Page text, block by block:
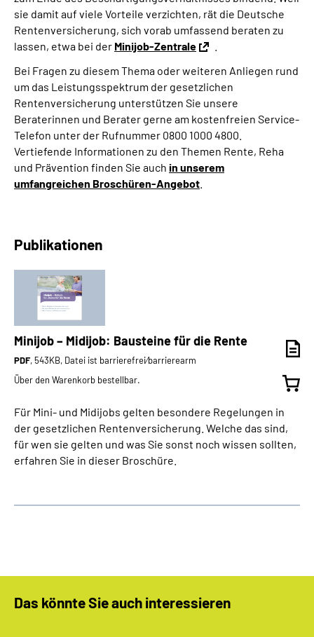
sie damit auf viele Vorteile verzichten, rät die Deutsche
Rentenversicherung, sich vorab umfassend beraten zu
lassen, etwa bei der Minijob-Zentrale
Bei Fragen zu diesem Thema oder weiteren Anliegen rund
um das Leistungsspektrum der gesetzlichen
Rentenversicherung unterstützen Sie unsere
Beraterinnen und Berater gerne am kostenfreien Service-
Telefon unter der Rufnummer 0800 1000 4800.
Vertiefende Informationen zu den Themen Rente, Reha
und Prävention finden Sie auch in unserem
umfangreichen Broschüren-Angebot
Publikationen
Minijob – Midijob: Bausteine für die Rente
PDF, 543KB, Datei ist barrierefrei⁄barrierearm
Über den Warenkorb bestellbar.
Für Mini- und Midijobs gelten besondere Regelungen in
der gesetzlichen Rentenversicherung. Welche das sind,
für wen sie gelten und was Sie sonst noch wissen sollten,
erfahren Sie in dieser Broschüre.
Das könnte Sie auch interessieren